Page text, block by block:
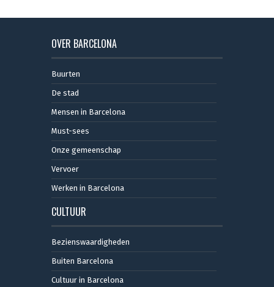
OVER BARCELONA
Buurten
De stad
Mensen in Barcelona
Must-sees
Onze gemeenschap
Vervoer
Werken in Barcelona
CULTUUR
Bezienswaardigheden
Buiten Barcelona
Cultuur in Barcelona